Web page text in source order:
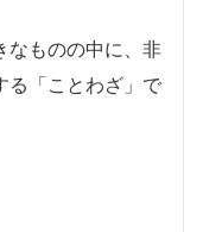
なものの中に、非
る「ことわざ」で